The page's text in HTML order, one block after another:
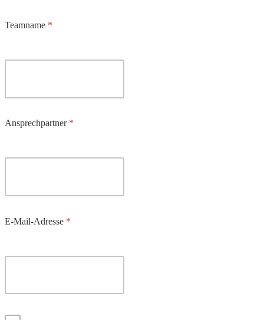
Teamname
Ansprechpartner
E-Mail-Adresse